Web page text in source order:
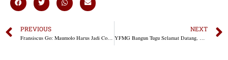
PREVIOUS
Fransiscus Go: Maumolo Harus Jadi Contoh Desa Mandiri di NTT
NEXT
YFMG Bangun Tugu Selamat Datang, Maumolo Bersolek Sambut Wisatawan